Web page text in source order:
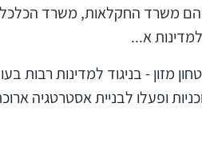
משרד החקלאות, משרד הכלכלה,
א...
מזון - בניגוד למדינות רבות
ופעלו לבניית אסטרטגיה